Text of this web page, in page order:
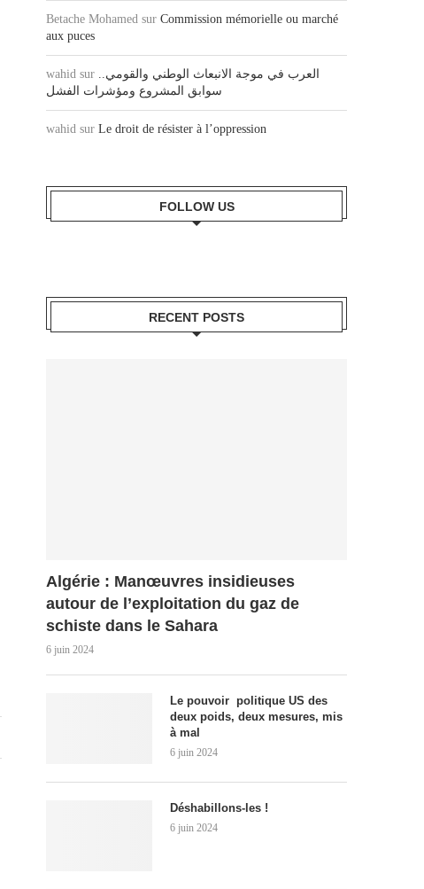
Betache Mohamed sur Commission mémorielle ou marché
aux puces
wahid sur العرب في موجة الانبعاث الوطني والقومي..
سوابق المشروع ومؤشرات الفشل
wahid sur Le droit de résister à l’oppression
FOLLOW US
RECENT POSTS
Algérie : Manœuvres insidieuses
autour de l’exploitation du gaz de
schiste dans le Sahara
6 juin 2024
Le pouvoir politique US des
deux poids, deux mesures, mis
à mal
6 juin 2024
Déshabillons-les !
6 juin 2024